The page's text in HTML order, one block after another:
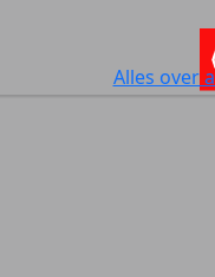
Alles over